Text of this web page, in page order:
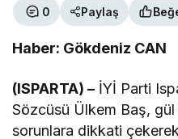
0 Paylaş
Haber: Gökdeniz CAN
(ISPARTA) – İYİ Parti
Sözcüsü Ülkem Baş, gül
sorunlara dikkati